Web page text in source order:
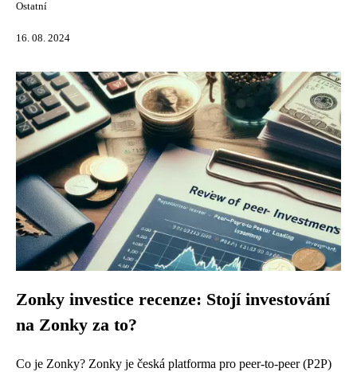
Ostatní
16. 08. 2024
Zonky investice recenze: Stojí investování
na Zonky za to?
Co je Zonky? Zonky je česká platforma pro peer-to-peer (P2P)